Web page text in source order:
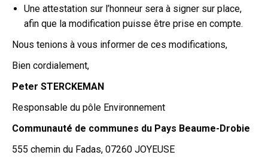
Une attestation sur l’honneur sera à signer sur place,
afin que la modification puisse être prise en compte.
Nous tenions à vous informer de ces modifications,
Bien cordialement,
Peter STERCKEMAN
Responsable du pôle Environnement
Communauté de communes du Pays Beaume-Drobie
555 chemin du Fadas, 07260 JOYEUSE